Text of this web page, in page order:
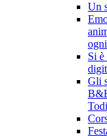
Un
Si
Gli
Todi